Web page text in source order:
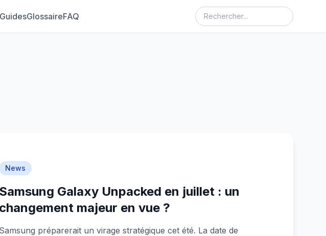
GlossaireFAQ
News
Samsung Galaxy Unpacked en juillet : un
changement majeur en vue ?
Samsung préparerait un virage stratégique cet été. La date de